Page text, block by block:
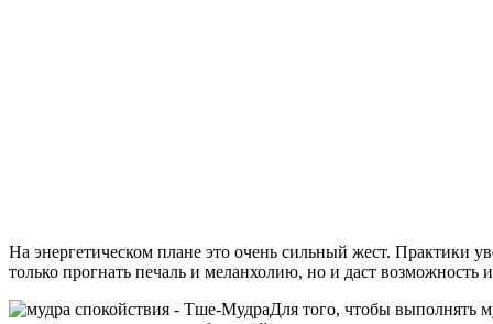
На энергетическом плане это очень сильный жест. Практики
только прогнать печаль и меланхолию, но и даст возможность
Для того, чтобы выполнять